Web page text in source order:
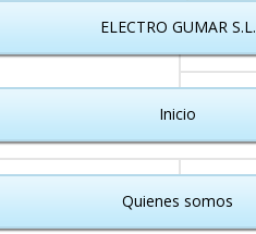
ELECTRO GUMAR S.L.
Inicio
Quienes somos